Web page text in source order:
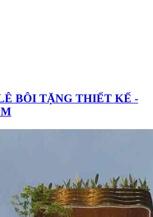
BÔI TẶNG THIẾT KẾ -